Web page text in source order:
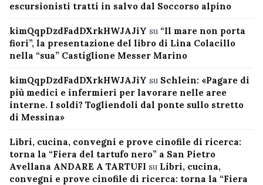
escursionisti tratti in salvo dal Soccorso alpino
kimQqpDzdFadDXrkHWJAJiY su “Il mare non porta
fiori”, la presentazione del libro di Lina Colacillo
nella “sua” Castiglione Messer Marino
kimQqpDzdFadDXrkHWJAJiY su Schlein: «Pagare di
più medici e infermieri per lavorare nelle aree
interne. I soldi? Togliendoli dal ponte sullo stretto
di Messina»
Libri, cucina, convegni e prove cinofile di ricerca:
torna la “Fiera del tartufo nero” a San Pietro
Avellana ANDARE A TARTUFI su Libri, cucina,
convegni e prove cinofile di ricerca: torna la “Fiera